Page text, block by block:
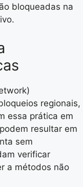
bloqueadas na
regionais,
essa prática em
resultar em
sem
verificar
a métodos não